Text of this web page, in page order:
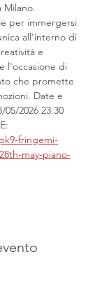
Milano.
per immergersi
all'interno di
e
l'occasione di
che promette
Date e
05/2026 23:30
fringemi-
may-piano-